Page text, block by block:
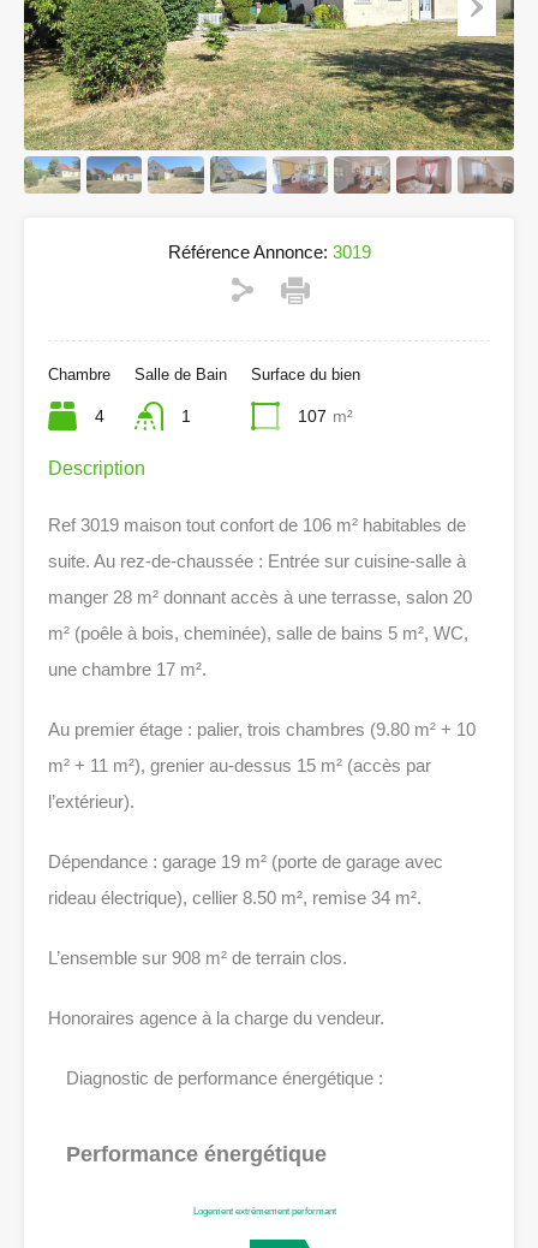
Référence Annonce: 3019
Chambre
4
Salle de Bain
1
Surface du bien
107 m²
Description
Ref 3019 maison tout confort de 106 m² habitables de
suite. Au rez-de-chaussée : Entrée sur cuisine-salle à
manger 28 m² donnant accès à une terrasse, salon 20
m² (poêle à bois, cheminée), salle de bains 5 m², WC,
une chambre 17 m².
Au premier étage : palier, trois chambres (9.80 m² + 10
m² + 11 m²), grenier au-dessus 15 m² (accès par
l’extérieur).
Dépendance : garage 19 m² (porte de garage avec
rideau électrique), cellier 8.50 m², remise 34 m².
L’ensemble sur 908 m² de terrain clos.
Honoraires agence à la charge du vendeur.
Diagnostic de performance énergétique :
Performance énergétique
Logement extrêmement performant